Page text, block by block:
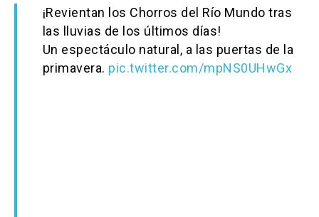
¡Revientan los Chorros del Río Mundo tras
las lluvias de los últimos días!
Un espectáculo natural, a las puertas de la
primavera. pic.twitter.com/mpNS0UHwGx